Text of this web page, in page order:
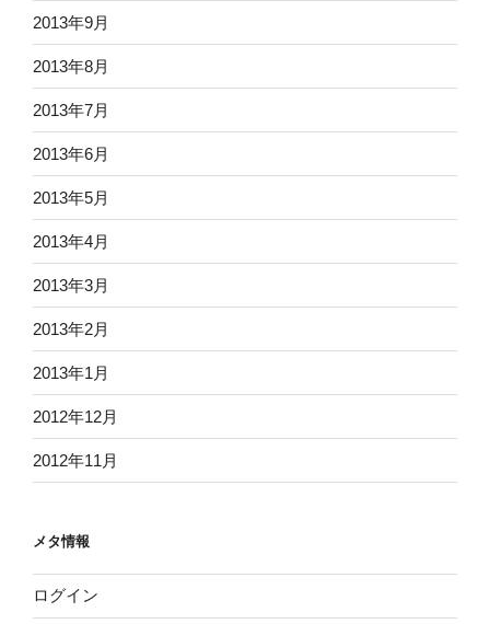
2013年9月
2013年8月
2013年7月
2013年6月
2013年5月
2013年4月
2013年3月
2013年2月
2013年1月
2012年12月
2012年11月
メタ情報
ログイン